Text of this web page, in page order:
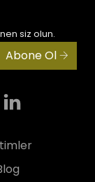
siz olun.
Abone Ol